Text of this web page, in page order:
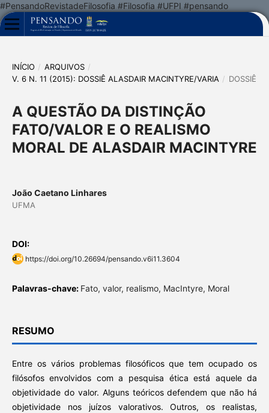
#PensandoRevistadeFilosofia #Filosofia #UFPI #pensando
INÍCIO / ARQUIVOS /
V. 6 N. 11 (2015): DOSSIÊ ALASDAIR MACINTYRE/VARIA / DOSSIÊ
A QUESTÃO DA DISTINÇÃO
FATO/VALOR E O REALISMO
MORAL DE ALASDAIR MACINTYRE
João Caetano Linhares
UFMA
DOI:
https://doi.org/10.26694/pensando.v6i11.3604
Palavras-chave: Fato, valor, realismo, MacIntyre, Moral
RESUMO
Entre os vários problemas filosóficos que tem ocupado os
filósofos envolvidos com a pesquisa ética está aquele da
objetividade do valor. Alguns teóricos defendem que não há
objetividade nos juízos valorativos. Outros, os realistas,